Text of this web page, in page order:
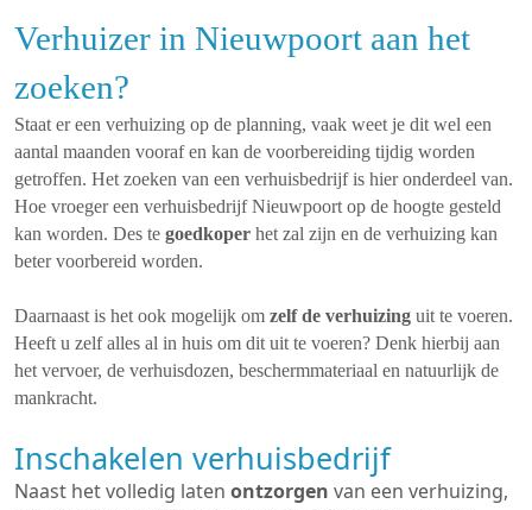
Verhuizer in Nieuwpoort aan het
zoeken?
Staat er een verhuizing op de planning, vaak weet je dit wel een
aantal maanden vooraf en kan de voorbereiding tijdig worden
getroffen. Het zoeken van een verhuisbedrijf is hier onderdeel van.
Hoe vroeger een verhuisbedrijf Nieuwpoort op de hoogte gesteld
kan worden. Des te goedkoper het zal zijn en de verhuizing kan
beter voorbereid worden.
Daarnaast is het ook mogelijk om zelf de verhuizing uit te voeren.
Heeft u zelf alles al in huis om dit uit te voeren? Denk hierbij aan
het vervoer, de verhuisdozen, beschermmateriaal en natuurlijk de
mankracht.
Inschakelen verhuisbedrijf
Naast het volledig laten ontzorgen van een verhuizing,